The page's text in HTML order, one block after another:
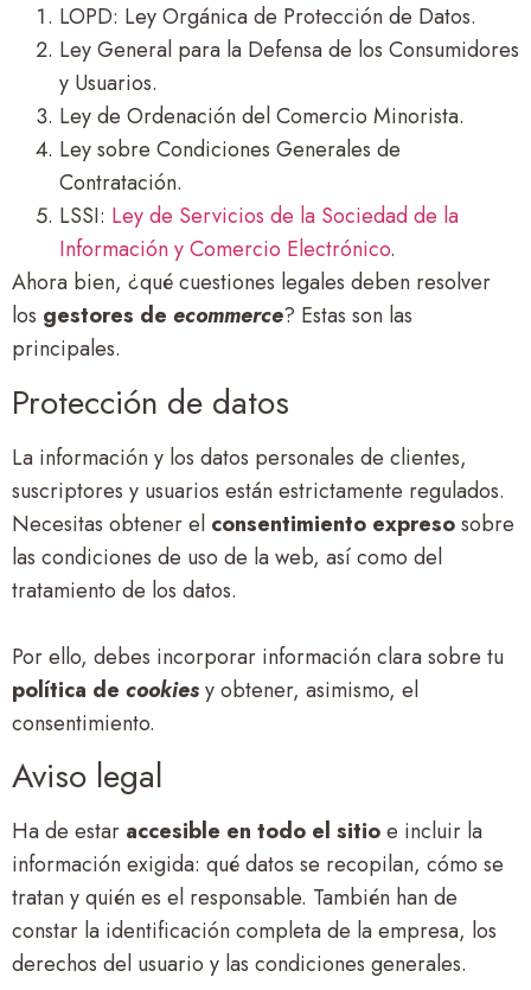
LOPD: Ley Orgánica de Protección de Datos.
Ley General para la Defensa de los Consumidores
y Usuarios.
Ley de Ordenación del Comercio Minorista.
Ley sobre Condiciones Generales de
Contratación.
LSSI: Ley de Servicios de la Sociedad de la
Información y Comercio Electrónico.
Ahora bien, ¿qué cuestiones legales deben resolver
los gestores de ecommerce? Estas son las
principales.
Protección de datos
La información y los datos personales de clientes,
suscriptores y usuarios están estrictamente regulados.
Necesitas obtener el consentimiento expresosobre
las condiciones de uso de la web, así como del
tratamiento de los datos.
Por ello, debes incorporar información clara sobre tu
política de cookiesy obtener, asimismo, el
consentimiento.
Aviso legal
Ha de estar accesible en todo el sitioe incluir la
información exigida: qué datos se recopilan, cómo se
tratan y quién es el responsable. También han de
constar la identificación completa de la empresa, los
derechos del usuario y las condiciones generales.